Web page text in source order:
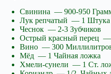
Свинина — 900-950 Грамм
Лук репчатый — 1 Штука
Чеснок — 2-3 Зубчиков
Острый красный перец
Вино — 300 Миллилитров
Мёд — 1 Чайная ложка
Хмели-сунели — 1 Ст.